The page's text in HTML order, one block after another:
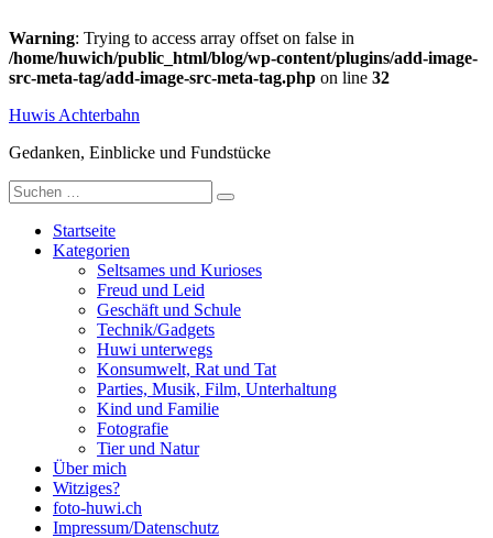
Warning: Trying to access array offset on false in
/home/huwich/public_html/blog/wp-content/plugins/add-image-
src-meta-tag/add-image-src-meta-tag.php on line 32
Inhalt
Huwis Achterbahn
Gedanken, Einblicke und Fundstücke
Suche
nach:
Startseite
Kategorien
Seltsames und Kurioses
Freud und Leid
Geschäft und Schule
Technik/Gadgets
Huwi unterwegs
Konsumwelt, Rat und Tat
Parties, Musik, Film, Unterhaltung
Kind und Familie
Fotografie
Tier und Natur
Über mich
Witziges?
foto-huwi.ch
Impressum/Datenschutz